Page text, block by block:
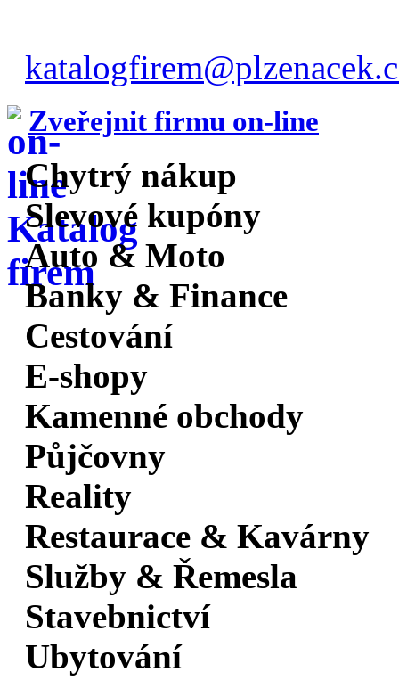
Zveřejnit firmu on-line
Chytrý nákup
Slevové kupóny
Auto & Moto
Banky & Finance
Cestování
E-shopy
Kamenné obchody
Půjčovny
Reality
Restaurace & Kavárny
Služby & Řemesla
Stavebnictví
Ubytování